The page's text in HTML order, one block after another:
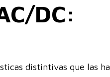
DC:
distintivas que las